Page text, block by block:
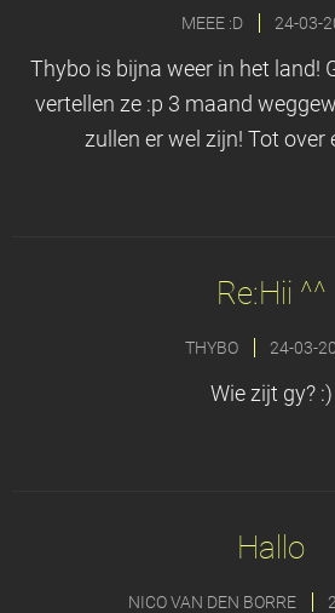
MEEE :D 24-03-
Thybo is bijna weer in het land!
vertellen ze :p 3 maand
zullen er wel zijn! Tot over
Re:Hii ^^
THYBO 24-03-
Wie zijt gy? :)
Hallo
NICO VAN DEN BORRE